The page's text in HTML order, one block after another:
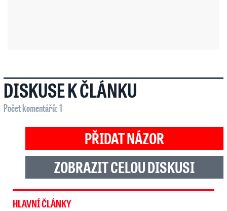
DISKUSE K ČLÁNKU
Počet komentářů: 1
PŘIDAT NÁZOR
ZOBRAZIT CELOU DISKUSI
HLAVNÍ ČLÁNKY